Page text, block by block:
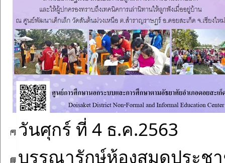
วันศุกร์ ที่ 4 ธ.ค.2563
บรรณารักษ์ห้องสมุดประช